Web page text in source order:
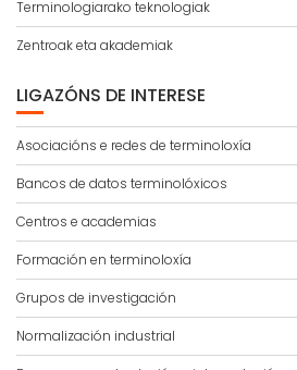
Terminologiarako teknologiak
Zentroak eta akademiak
LIGAZÓNS DE INTERESE
Asociacións e redes de terminoloxía
Bancos de datos terminolóxicos
Centros e academias
Formación en terminoloxía
Grupos de investigación
Normalización industrial